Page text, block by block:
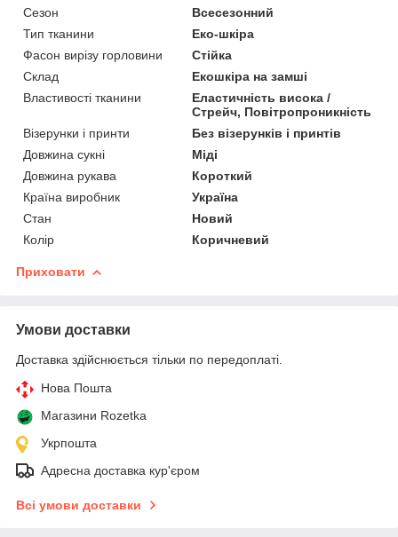
Сезон
Всесезонний
Тип тканини
Еко-шкіра
Фасон вирізу горловини
Стійка
Склад
Екошкіра на замші
Властивості тканини
Еластичність висока /
Стрейч, Повітропроникність
Візерунки і принти
Без візерунків і принтів
Довжина сукні
Міді
Довжина рукава
Короткий
Країна виробник
Україна
Стан
Новий
Колір
Коричневий
Приховати
Умови доставки
Доставка здійснюється тільки по передоплаті.
Нова Пошта
Магазини Rozetka
Укрпошта
Адресна доставка кур'єром
Всі умови доставки